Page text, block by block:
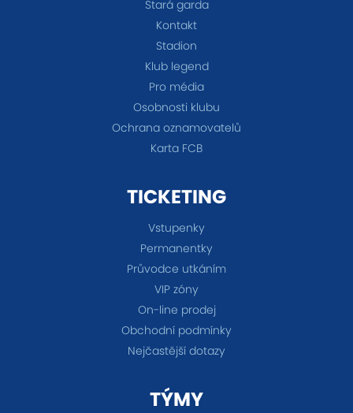
Stará garda
Kontakt
Stadion
Klub legend
Pro média
Osobnosti klubu
Ochrana oznamovatelů
Karta FCB
TICKETING
Vstupenky
Permanentky
Průvodce utkáním
VIP zóny
On-line prodej
Obchodní podmínky
Nejčastější dotazy
TÝMY